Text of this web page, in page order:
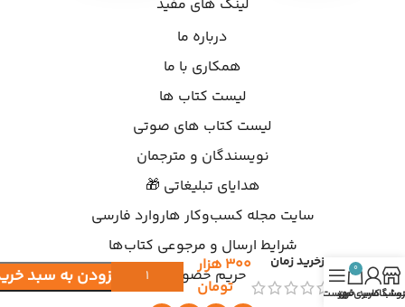
لینک های مفید
درباره ما
همکاری با ما
لیست کتاب ها
لیست کتاب های صوتی
نویسندگان و مترجمان
هدایای تبلیغاتی 🎁
سایت مجله کسب‌وکار هاروارد فارسی
شرایط ارسال و مرجوعی کتاب‌ها
حریم خصوصی
بازخرید زمان ۳۰۰ هزار
تومان
افزودن به سبد
کاربری من
0
سبد خریدفهرست